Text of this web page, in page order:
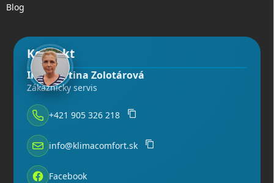
Blog
Kontakt
Ing. Martina Zolotárová
Zákaznícky servis
+421 905 326 218
info@klimacomfort.sk
Facebook